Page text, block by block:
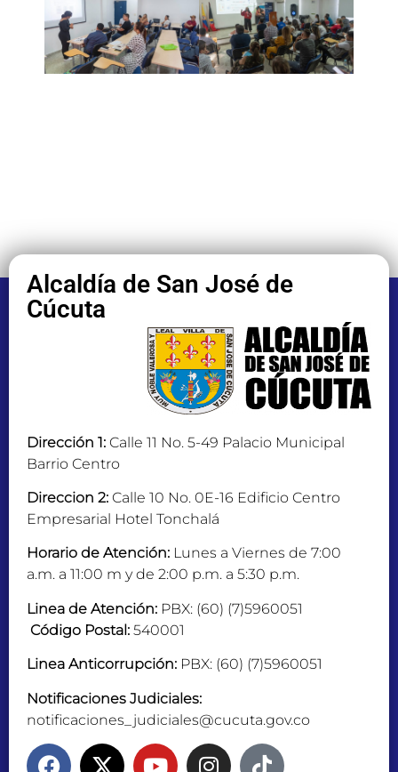
Alcaldía de San José de
Cúcuta
Dirección 1: Calle 11 No. 5-49 Palacio Municipal
Barrio Centro
Direccion 2: Calle 10 No. 0E-16 Edificio Centro
Empresarial Hotel Tonchalá
Horario de Atención: Lunes a Viernes de 7:00
a.m. a 11:00 m y de 2:00 p.m. a 5:30 p.m.
Linea de Atención: PBX: (60) (7)5960051
Código Postal: 540001
Linea Anticorrupción: PBX: (60) (7)5960051
Notificaciones Judiciales:
notificaciones_judiciales@cucuta.gov.co